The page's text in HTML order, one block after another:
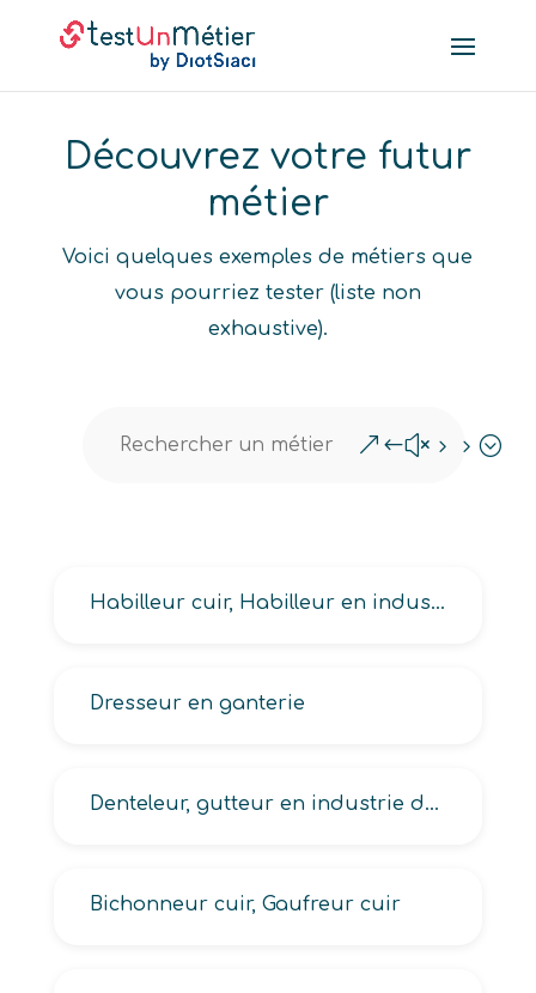
Découvrez votre futur
métier
Voici quelques exemples de métiers que
vous pourriez tester (liste non
exhaustive).
&#x55;
Habilleur cuir, Habilleur en industrie des cuirs, peaux et matériaux associés
Dresseur en ganterie
Denteleur, gutteur en industrie du cuir et autres matériaux souples
Bichonneur cuir, Gaufreur cuir